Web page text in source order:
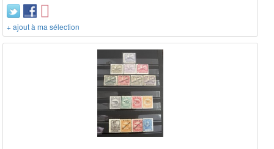
+ ajout à ma sélection